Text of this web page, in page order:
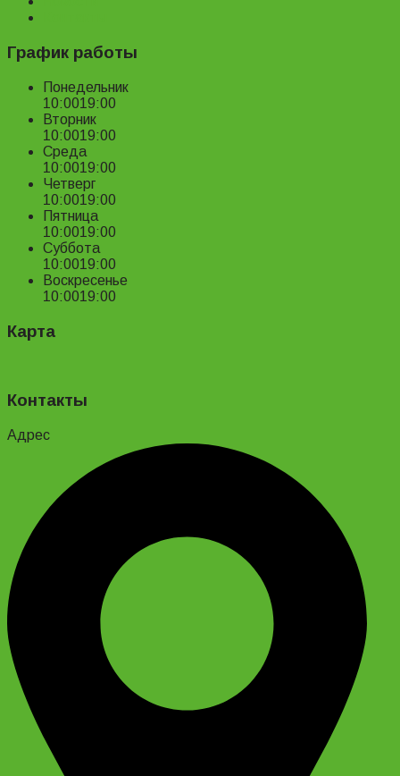
График работы
Понедельник
10:0019:00
Вторник
10:0019:00
Среда
10:0019:00
Четверг
10:0019:00
Пятница
10:0019:00
Суббота
10:0019:00
Воскресенье
10:0019:00
Карта
Контакты
Адрес